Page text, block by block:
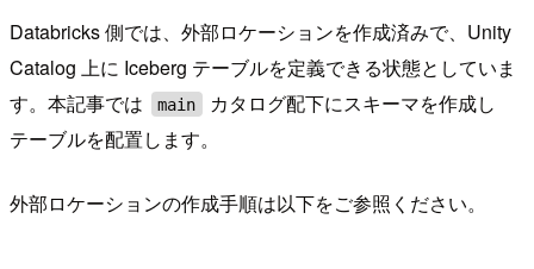
Databricks 側では、外部ロケーションを作成済みで、Unity
Catalog 上に Iceberg テーブルを定義できる状態としていま
す。本記事では
main
カタログ配下にスキーマを作成し
テーブルを配置します。
外部ロケーションの作成手順は以下をご参照ください。